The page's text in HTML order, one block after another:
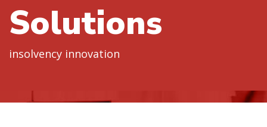
Solutions
insolvency innovation